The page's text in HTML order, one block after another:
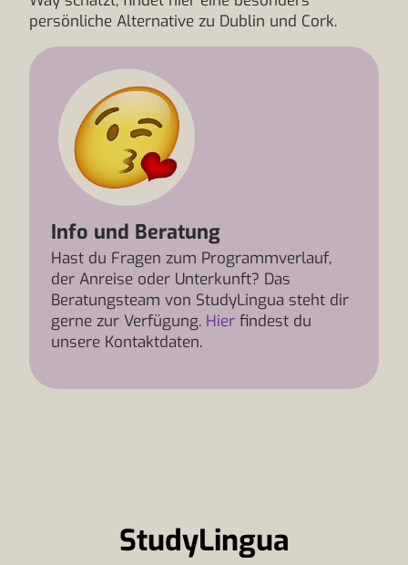
persönliche Alternative zu Dublin und Cork.
Info und Beratung
Hast du Fragen zum Programmverlauf,
der Anreise oder Unterkunft? Das
Beratungsteam von StudyLingua steht dir
gerne zur Verfügung. Hier findest du
unsere Kontaktdaten.
StudyLingua